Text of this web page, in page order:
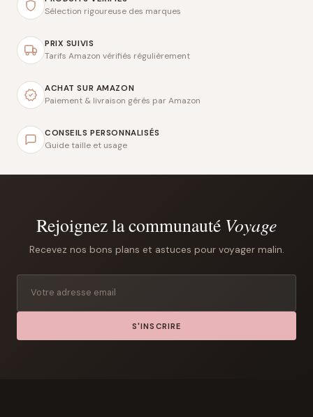
Sélection rigoureuse des marques
PRIX SUIVIS
Tarifs Amazon vérifiés régulièrement
ACHAT SUR AMAZON
Paiement & livraison gérés par Amazon
CONSEILS PERSONNALISÉS
Guide taille et usage
Rejoignez la communauté Voyage
Recevez nos bons plans et astuces pour voyager malin.
S'INSCRIRE